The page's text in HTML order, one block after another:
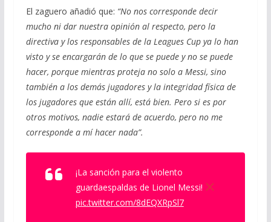
El zaguero añadió que: “No nos corresponde decir
mucho ni dar nuestra opinión al respecto, pero la
directiva y los responsables de la Leagues Cup ya lo han
visto y se encargarán de lo que se puede y no se puede
hacer, porque mientras proteja no solo a Messi, sino
también a los demás jugadores y la integridad física de
los jugadores que están allí, está bien. Pero si es por
otros motivos, nadie estará de acuerdo, pero no me
corresponde a mí hacer nada”.
¡La sanción para el violento
guardaespaldas de Lionel Messi!
pic.twitter.com/8dEQXRpSl7